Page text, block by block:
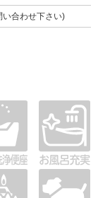
合わせ下さい)